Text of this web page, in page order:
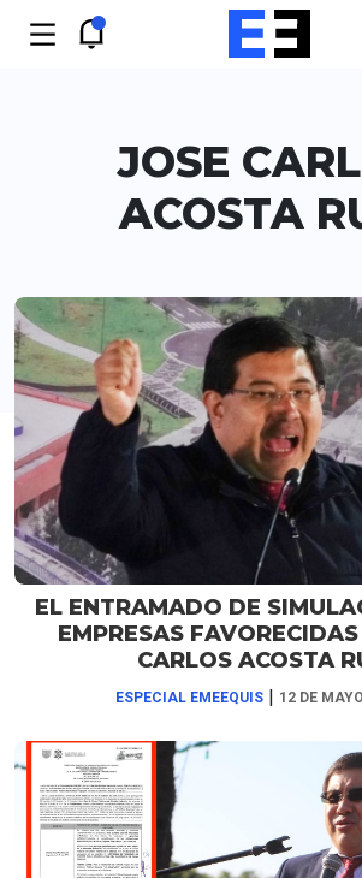
JOSE
ACOSTA
EL ENTRAMADO DE
EMPRESAS
CARLOS ACOSTA
ESPECIAL EMEEQUIS | 12 DE